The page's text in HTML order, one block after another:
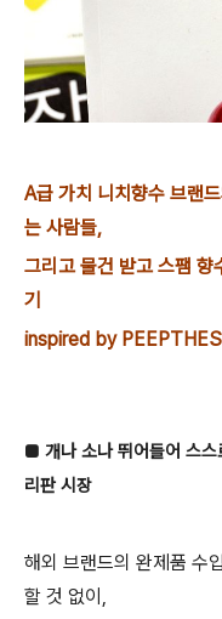
A급 가치 니치향수 브랜
는 사람들,
그리고 물건 받고 스팸 향
기
inspired by
■ 개나 소나 뛰어들어 스스
리판 시장
해외 브랜드의 완제품 수
할 것 없이,